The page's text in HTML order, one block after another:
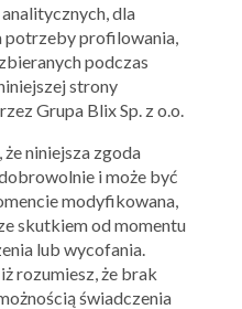
dla
potrzeby profilowania,
podczas
strony
Grupa Blix Sp. z o.o.
niniejsza zgoda
i może być
modyfikowana,
skutkiem od momentu
lub wycofania.
rozumiesz, że brak
świadczenia